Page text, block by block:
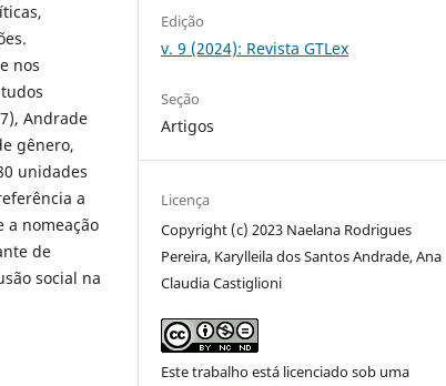
nos
Andrade
gênero,
unidades
a
a nomeação
de
social na
Edição
v. 9 (2024): Revista GTLex
Seção
Artigos
Licença
Copyright (c) 2023 Naelana Rodrigues
Pereira, Karylleila dos Santos Andrade, Ana
Claudia Castiglioni
Este trabalho está licenciado sob uma